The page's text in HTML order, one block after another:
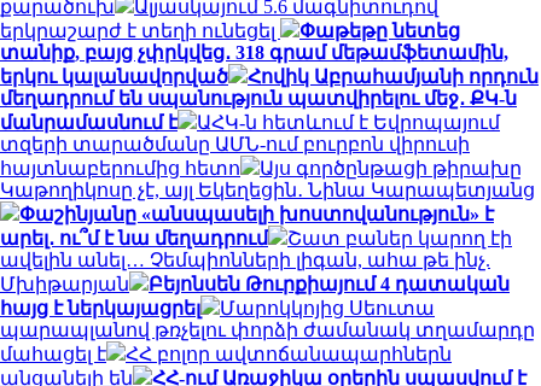
քարածուխ
Ալյասկայում 5.6 մագնիտուդով
երկրաշարժ է տեղի ունեցել
Փաթեթը նետեց
տանիք, բայց չփրկվեց․ 318 գրամ մեթամֆետամին,
երկու կալանավորված
Հովիկ Աբրահամյանի որդուն
մեղադրում են սպանություն պատվիրելու մեջ․ ՔԿ-ն
մանրամասնում է
ԱՀԿ-ն հետևում է Եվրոպայում
տզերի տարածմանը ԱՄՆ-ում բուրբոն վիրուսի
հայտնաբերումից հետո
Այս գործընթացի թիրախը
Կաթողիկոսը չէ, այլ Եկեղեցին․ Նինա Կարապետյանց
Փաշինյանը «անսպասելի խոստովանություն» է
արել․ ու՞մ է նա մեղադրում
Շատ բաներ կարող էի
ավելին անել… Չեմպիոնների լիգան, ահա թե ինչ.
Մխիթարյան
Բեյոնսեն Թուրքիայում 4 դատական
հայց է ներկայացրել
Մարոկկոյից Սեուտա
պարապլանով թռչելու փորձի ժամանակ տղամարդը
մահացել է
ՀՀ բոլոր ավտոճանապարհներն
անցանելի են
ՀՀ-ում Առաջիկա օրերին սպասվում է